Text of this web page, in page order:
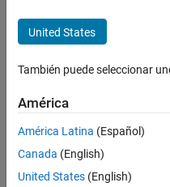
United States
También puede seleccionar
América
América Latina (Español)
Canada (English)
United States (English)